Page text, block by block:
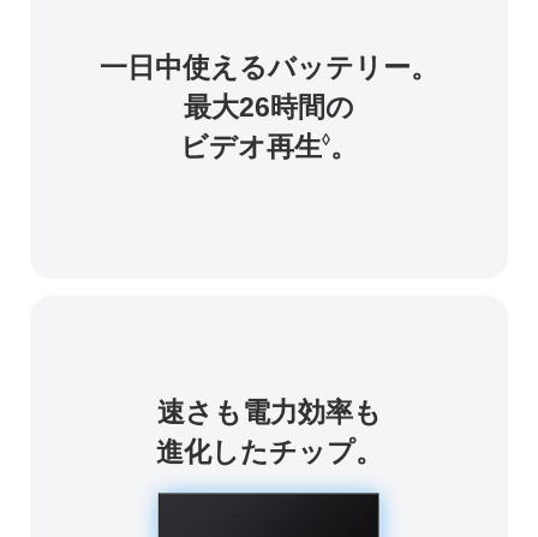
一日中使えるバッテリー。
最大26時間の
ビデオ再生◊。
速さも電力効率も
進化したチップ。